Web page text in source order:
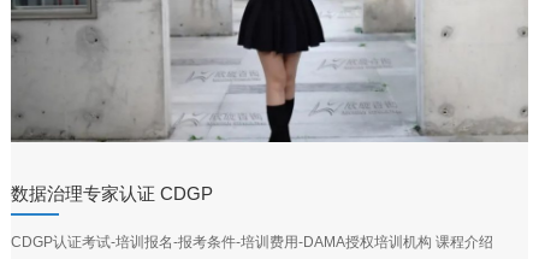
数据治理专家认证 CDGP
CDGP认证考试-培训报名-报考条件-培训费用-DAMA授权培训机构 课程介绍